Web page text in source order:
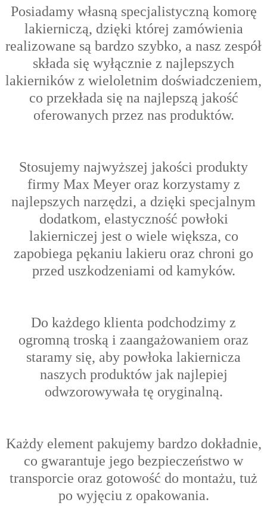
Posiadamy własną specjalistyczną komorę
lakierniczą, dzięki której zamówienia
realizowane są bardzo szybko, a nasz zespół
składa się wyłącznie z najlepszych
lakierników z wieloletnim doświadczeniem,
co przekłada się na najlepszą jakość
oferowanych przez nas produktów.
Stosujemy najwyższej jakości produkty
firmy Max Meyer oraz korzystamy z
najlepszych narzędzi, a dzięki specjalnym
dodatkom, elastyczność powłoki
lakierniczej jest o wiele większa, co
zapobiega pękaniu lakieru oraz chroni go
przed uszkodzeniami od kamyków.
Do każdego klienta podchodzimy z
ogromną troską i zaangażowaniem oraz
staramy się, aby powłoka lakiernicza
naszych produktów jak najlepiej
odwzorowywała tę oryginalną.
Każdy element pakujemy bardzo dokładnie,
co gwarantuje jego bezpieczeństwo w
transporcie oraz gotowość do montażu, tuż
po wyjęciu z opakowania.